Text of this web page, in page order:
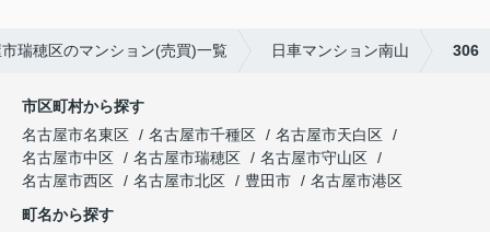
瑞穂区のマンション(売買)一覧 日車マンション南山 306
市区町村から探す
名古屋市名東区
名古屋市千種区
名古屋市天白区
名古屋市中区
名古屋市瑞穂区
名古屋市守山区
名古屋市西区
名古屋市北区 豊田市
名古屋市港区
町名から探す